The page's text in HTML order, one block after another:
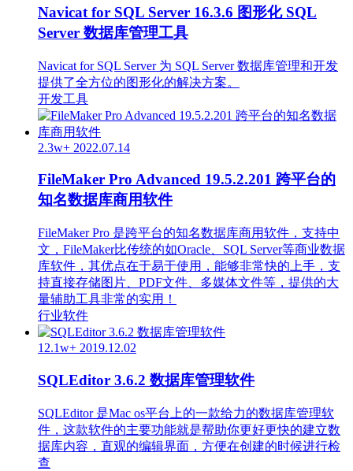
Navicat for SQL Server 16.3.6 图形化 SQL
Server 数据库管理工具
Navicat for SQL Server 为 SQL Server 数据库管理和开发
提供了全方位的图形化的解决方案。
开发工具
2.3w+ 2022.07.14
FileMaker Pro Advanced 19.5.2.201 跨平台的
知名数据库商用软件
FileMaker Pro 是跨平台的知名数据库商用软件，支持中
文，FileMaker比传统的如Oracle、SQL Server等商业数据
库软件，其优点在于易于使用，能够非常快的上手，支
持直接存储图片、PDF文件、多媒体文件等，提供的大
量辅助工具非常的实用！
行业软件
12.1w+ 2019.12.02
SQLEditor 3.6.2 数据库管理软件
SQLEditor 是Mac os平台上的一款给力的数据库管理软
件，这款软件的主要功能就是帮助你更好更快的建立数
据库内容，直观的编辑界面，方便在创建的时候进行检
查